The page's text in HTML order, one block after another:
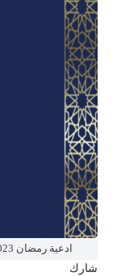
ادعية رمضان 2023 صورعن رمضان جديدة 2023 خلفيات رمضان
شارك